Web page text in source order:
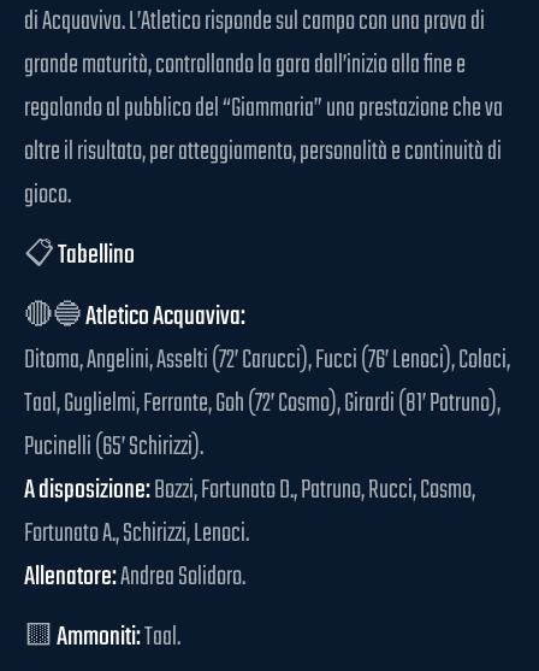
di Acquaviva. L’Atletico risponde sul campo con una prova di
grande maturità, controllando la gara dall’inizio alla fine e
regalando al pubblico del “Giammaria” una prestazione che va
oltre il risultato, per atteggiamento, personalità e continuità di
gioco.
📋Tabellino
🔴🔵Atletico Acquaviva:
Ditoma, Angelini, Asselti (72’ Carucci), Fucci (76’ Lenoci), Colaci,
Taal, Guglielmi, Ferrante, Goh (72’ Cosmo), Girardi (81’ Patruno),
Pucinelli (65’ Schirizzi).
A disposizione:Bozzi, Fortunato D., Patruno, Rucci, Cosmo,
Fortunato A., Schirizzi, Lenoci.
Allenatore:Andrea Solidoro.
🟨Ammoniti:Taal.